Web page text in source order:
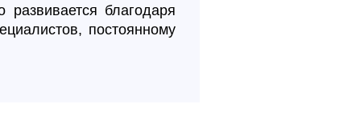
благодаря
постоянному